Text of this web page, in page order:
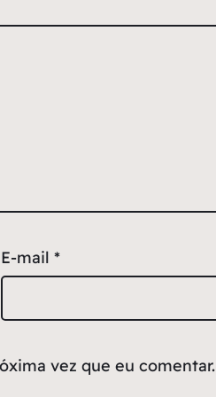
E-mail *
vez que eu comentar.